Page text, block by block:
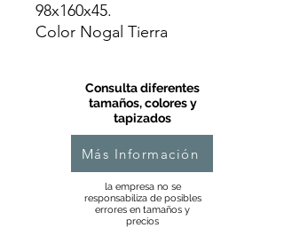
98x160x45.
Color Nogal Tierra
Consulta diferentes
tamaños, colores y
tapizados
Más Información
la empresa no se
responsabiliza de posibles
errores en tamaños y
precios